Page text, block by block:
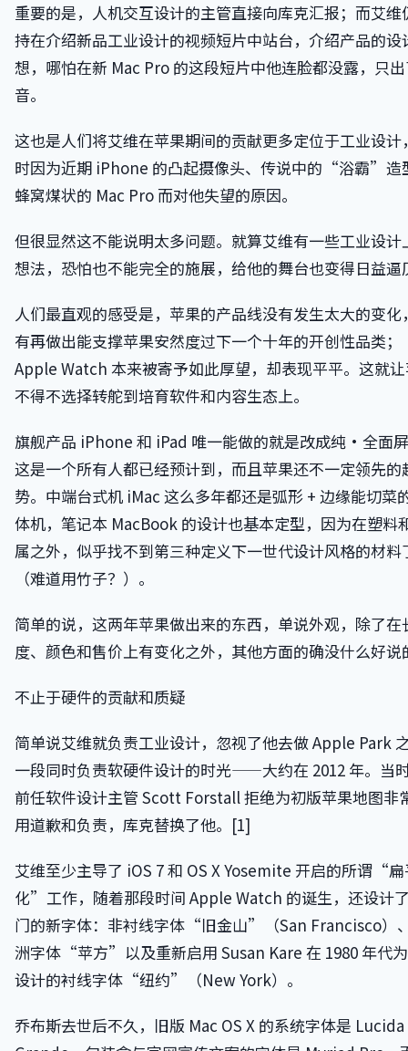
重要的是，人机交互设计的主管直接向库克汇报；而艾维
持在介绍新品工业设计的视频短片中站台，介绍产品的设
想，哪怕在新 Mac Pro 的这段短片中他连脸都没露，只
音。
这也是人们将艾维在苹果期间的贡献更多定位于工业设计
时因为近期 iPhone 的凸起摄像头、传说中的“浴霸”造
蜂窝煤状的 Mac Pro 而对他失望的原因。
但很显然这不能说明太多问题。就算艾维有一些工业设计
想法，恐怕也不能完全的施展，给他的舞台也变得日益逼
人们最直观的感受是，苹果的产品线没有发生太大的变化
有再做出能支撑苹果安然度过下一个十年的开创性品类；
Apple Watch 本来被寄予如此厚望，却表现平平。这就
不得不选择转舵到培育软件和内容生态上。
旗舰产品 iPhone 和 iPad 唯一能做的就是改成纯·全面
这是一个所有人都已经预计到，而且苹果还不一定领先的
势。中端台式机 iMac 这么多年都还是弧形 + 边缘能切菜
体机，笔记本 MacBook 的设计也基本定型，因为在塑料
属之外，似乎找不到第三种定义下一世代设计风格的材料
（难道用竹子？）。
简单的说，这两年苹果做出来的东西，单说外观，除了在
度、颜色和售价上有变化之外，其他方面的确没什么好说
不止于硬件的贡献和质疑
简单说艾维就负责工业设计，忽视了他去做 Apple Park
一段同时负责软硬件设计的时光——大约在 2012 年。当
前任软件设计主管 Scott Forstall 拒绝为初版苹果地图非
用道歉和负责，库克替换了他。[1]
艾维至少主导了 iOS 7 和 OS X Yosemite 开启的所谓“
化”工作，随着那段时间 Apple Watch 的诞生，还设计
门的新字体：非衬线字体“旧金山”（San Francisco）
洲字体“苹方”以及重新启用 Susan Kare 在 1980 年代
设计的衬线字体“纽约”（New York）。
乔布斯去世后不久，旧版 Mac OS X 的系统字体是 Lucida